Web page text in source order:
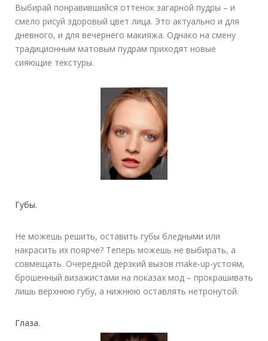
Выбирай понравившийся оттенок загарной пудры – и
смело рисуй здоровый цвет лица. Это актуально и для
дневного, и для вечернего макияжа. Однако на смену
традиционным матовым пудрам приходят новые
сияющие текстуры.
Губы.
Не можешь решить, оставить губы бледными или
накрасить их поярче? Теперь можешь не выбирать, а
совмещать. Очередной дерзкий вызов make-up-устоям,
брошенный визажистами на показах мод – прокрашивать
лишь верхнюю губу, а нижнюю оставлять нетронутой.
Глаза.